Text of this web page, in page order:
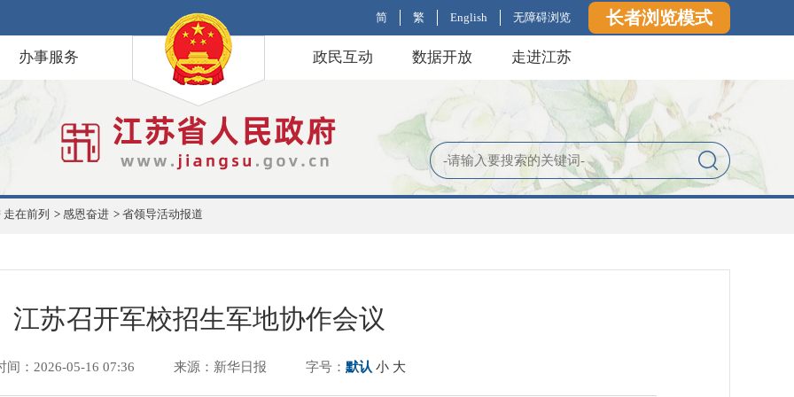
简 繁 English 无障碍浏览 长者浏览模式
办事服务 政民互动 数据开放 走进江苏
在前列 > 感恩奋进 > 省领导活动报道
江苏召开军校招生军地协作会议
间：2026-05-16 07:36 来源：新华日报 字号： 默认 小 大